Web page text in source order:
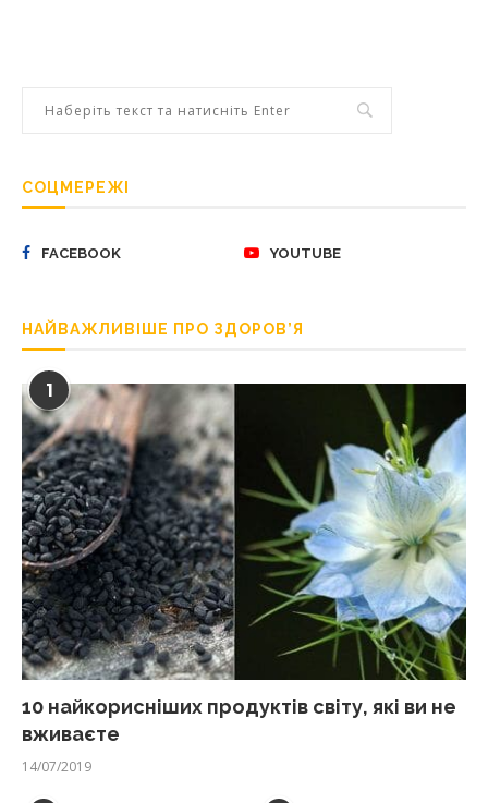
СОЦМЕРЕЖІ
FACEBOOK YOUTUBE
НАЙВАЖЛИВІШЕ ПРО ЗДОРОВ’Я
1
10 найкорисніших продуктів світу, які ви не
вживаєте
14/07/2019